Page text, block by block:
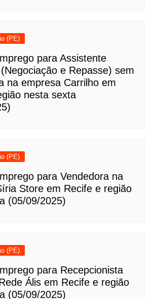
(PE)
para Assistente
e Repasse) sem
na empresa Carrilho em
nesta sexta
(PE)
para Vendedora na
Store em Recife e região
(05/09/2025)
(PE)
para Recepcionista
Ális em Recife e região
(05/09/2025)